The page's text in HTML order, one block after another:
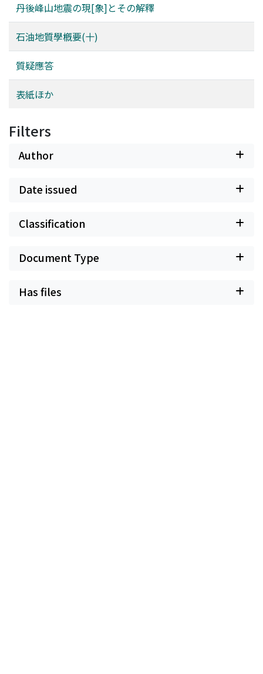
丹後峰山地震の現[象]とその解釋
石油地質學槪要(十)
質疑應答
表紙ほか
Filters
Author
Date issued
Classification
Document Type
Has files